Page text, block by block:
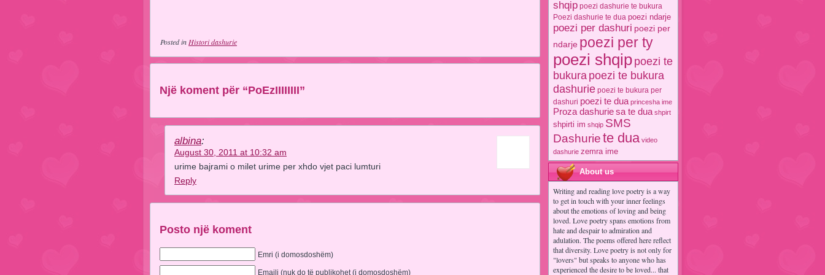
Posted in Histori dashurie
Një koment për “PoEzIIIIIIII”
albina:
August 30, 2011 at 10:32 am
urime bajrami o milet urime per xhdo vjet paci lumturi
Reply
Posto një koment
Emri (i domosdoshëm)
Emaili (nuk do të publikohet (i domosdoshëm)
shqip poezi dashurie te bukura
Poezi dashurie te dua poezi ndarje
poezi per dashuri poezi per
ndarje poezi per ty
poezi shqip poezi te
bukura poezi te bukura
dashurie poezi te bukura per
dashuri poezi te dua princesha ime
Proza dashuriesa te dua shpirt
shpirti im shqip SMS
Dashuriete dua video
dashurie zemra ime
About us
Writing and reading love poetry is a way
to get in touch with your inner feelings
about the emotions of loving and being
loved. Love poetry spans emotions from
hate and despair to admiration and
adulation. The poems offered here reflect
that diversity. Love poetry is not only for
"lovers" but speaks to anyone who has
experienced the desire to be loved... that